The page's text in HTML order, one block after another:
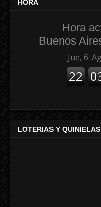
HORA
Hora
Buenos
LOTERIAS Y QUINIELAS